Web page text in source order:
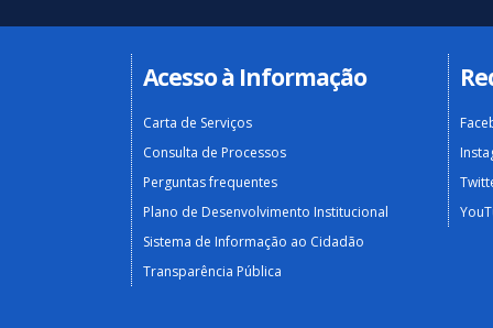
Acesso à Informação
Carta de Serviços
Consulta de Processos
Perguntas frequentes
Plano de Desenvolvimento Institucional
Sistema de Informação ao Cidadão
Transparência Pública